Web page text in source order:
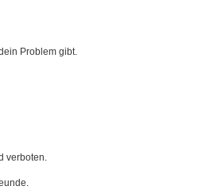
Problem gibt.
verboten.